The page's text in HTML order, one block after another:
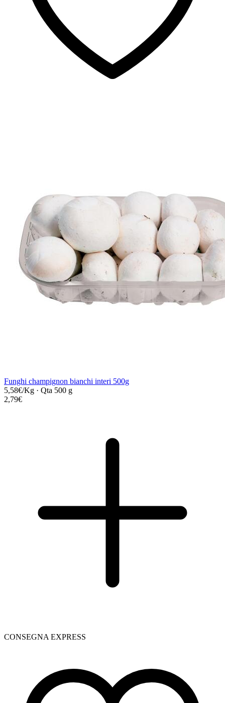
Funghi champignon bianchi interi 500g
5,58€/Kg · Qta 500 g
2,79€
CONSEGNA EXPRESS